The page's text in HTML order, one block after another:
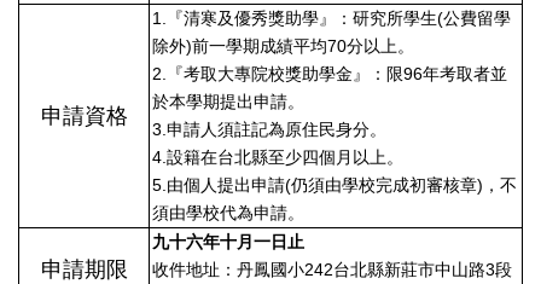
申請資格
1.『清寒及優秀獎助學』：研究所學生(公費留學
除外)前一學期成績平均70分以上。
2.『考取大專院校獎助學金』：限96年考取者並
於本學期提出申請。
3.申請人須註記為原住民身分。
4.設籍在台北縣至少四個月以上。
5.由個人提出申請(仍須由學校完成初審核章)，不
須由學校代為申請。
申請期限
九十六年十月一日止
收件地址：丹鳳國小242台北縣新莊市中山路3段